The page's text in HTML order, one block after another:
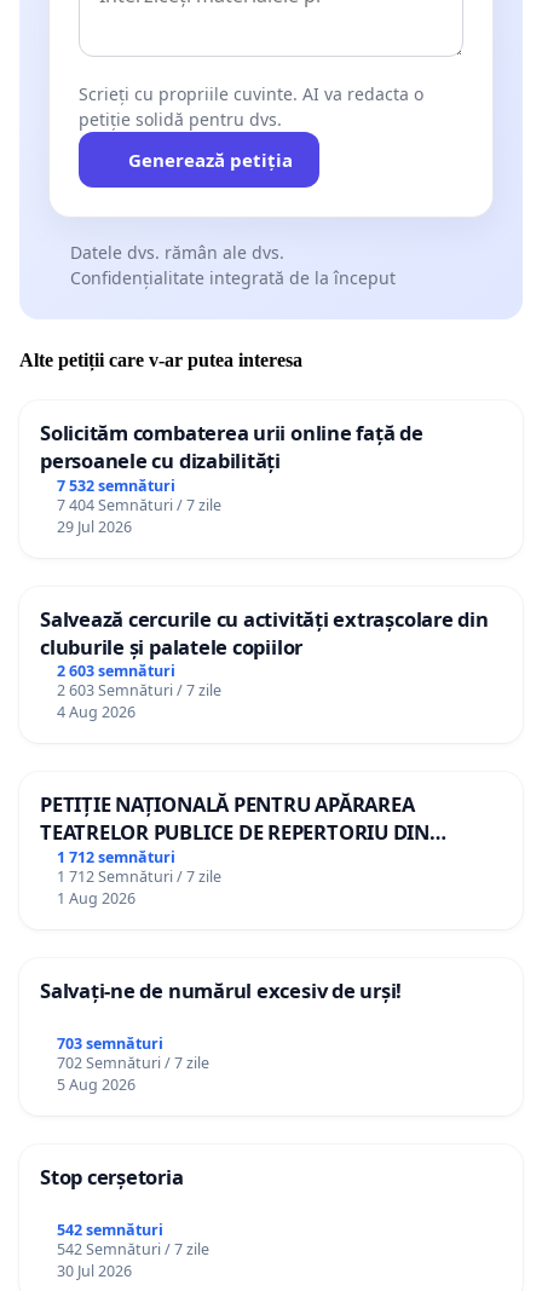
Scrieți cu propriile cuvinte. AI va redacta o
petiție solidă pentru dvs.
Generează petiția
Datele dvs. rămân ale dvs.
Confidențialitate integrată de la început
Alte petiții care v-ar putea interesa
Solicităm combaterea urii online față de
persoanele cu dizabilități
7 532 semnături
7 404 Semnături / 7 zile
29 Jul 2026
Salvează cercurile cu activități extrașcolare din
cluburile și palatele copiilor
2 603 semnături
2 603 Semnături / 7 zile
4 Aug 2026
PETIȚIE NAȚIONALĂ PENTRU APĂRAREA
TEATRELOR PUBLICE DE REPERTORIU DIN
ROMÂNIA
1 712 semnături
1 712 Semnături / 7 zile
1 Aug 2026
Salvați-ne de numărul excesiv de urși!
703 semnături
702 Semnături / 7 zile
5 Aug 2026
Stop cerșetoria
542 semnături
542 Semnături / 7 zile
30 Jul 2026